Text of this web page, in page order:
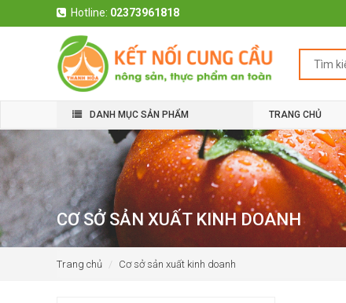
Hotline: 02373961818
DANH MỤC SẢN PHẨM TRANG CHỦ
CƠ SỞ SẢN XUẤT KINH DOANH
Trang chủ Cơ sở sản xuất kinh doanh